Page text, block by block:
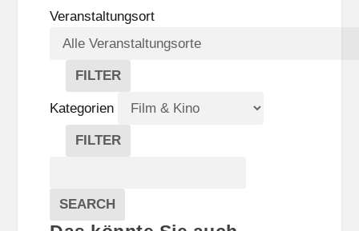
Veranstaltungsort
FILTER
V
E
R
A
A
L
Kategorien
FILTER
E
G
Veranstaltungen
SEARCH